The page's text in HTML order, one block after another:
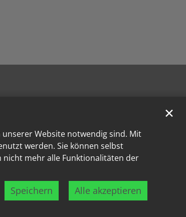
Website notwendig sind. Mit
werden. Sie können selbst
nicht mehr alle Funktionalitäten der
Speichern Alle akzeptieren
✕